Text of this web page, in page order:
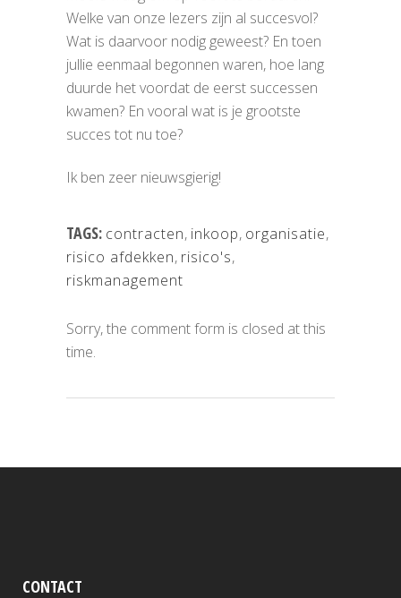
Welke van onze lezers zijn al succesvol?
Wat is daarvoor nodig geweest? En toen
jullie eenmaal begonnen waren, hoe lang
duurde het voordat de eerst successen
kwamen? En vooral wat is je grootste
succes tot nu toe?
Ik ben zeer nieuwsgierig!
TAGS: contracten, inkoop, organisatie,
risico afdekken, risico's,
riskmanagement
Sorry, the comment form is closed at this
time.
CONTACT